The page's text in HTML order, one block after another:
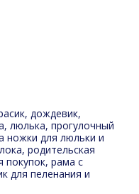
дождевик,
люлька, прогулочный
ножки для люльки и
родительская
покупок, рама с
для пеленания и